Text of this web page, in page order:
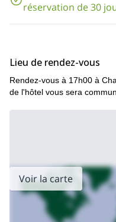
réservation de 30
Lieu de rendez-vous
Rendez-vous à 17h00 à
de l'hôtel vous sera
Voir la carte